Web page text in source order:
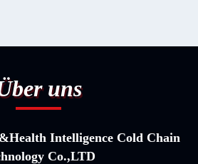
uns
Intelligence Cold Chain
Co.,LTD